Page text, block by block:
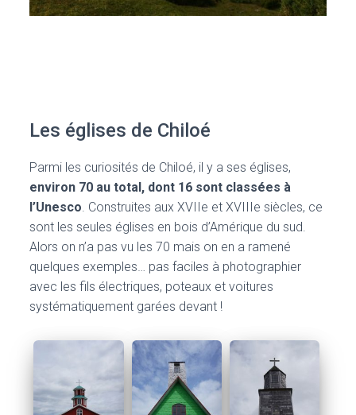
Les églises de Chiloé
Parmi les curiosités de Chiloé, il y a ses églises,
environ 70 au total, dont 16 sont classées à
l’Unesco. Construites aux XVIIe et XVIIIe siècles, ce
sont les seules églises en bois d’Amérique du sud.
Alors on n’a pas vu les 70 mais on en a ramené
quelques exemples… pas faciles à photographier
avec les fils électriques, poteaux et voitures
systématiquement garées devant !